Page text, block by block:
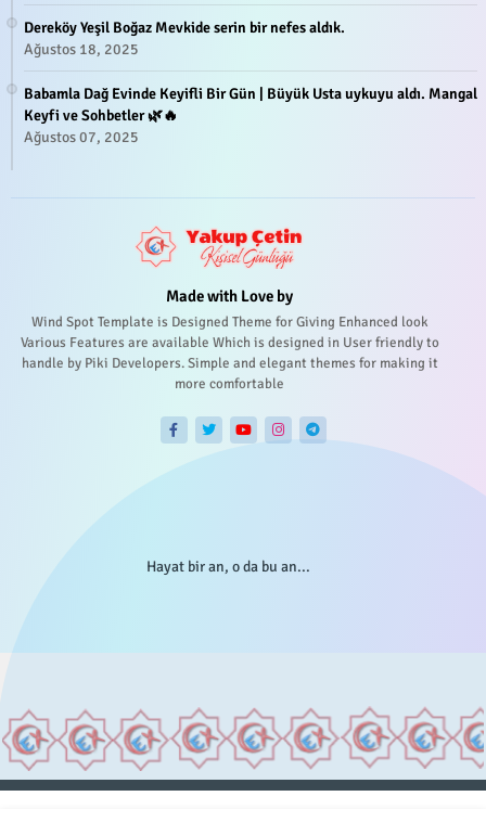
Dereköy Yeşil Boğaz Mevkide serin bir nefes aldık.
Ağustos 18, 2025
Babamla Dağ Evinde Keyifli Bir Gün | Büyük Usta uykuyu aldı. Mangal
Keyfi ve Sohbetler 🌿🔥
Ağustos 07, 2025
Made with Love by
Wind Spot Template is Designed Theme for Giving Enhanced look
Various Features are available Which is designed in User friendly to
handle by Piki Developers. Simple and elegant themes for making it
more comfortable
Hayat bir an, o da bu an...